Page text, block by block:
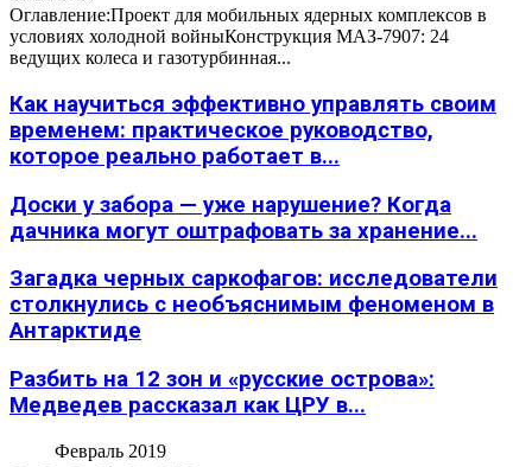
Оглавление:Проект для мобильных ядерных комплексов в
условиях холодной войныКонструкция МАЗ-7907: 24
ведущих колеса и газотурбинная...
Как научиться эффективно управлять своим
временем: практическое руководство,
которое реально работает в...
Доски у забора — уже нарушение? Когда
дачника могут оштрафовать за хранение...
Загадка черных саркофагов: исследователи
столкнулись с необъяснимым феноменом в
Антарктиде
Разбить на 12 зон и «русские острова»:
Медведев рассказал как ЦРУ в...
Февраль 2019